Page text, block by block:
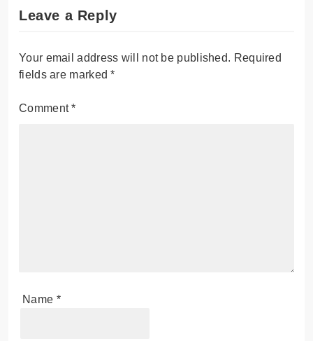
Leave a Reply
Your email address will not be published. Required
fields are marked*
Comment*
Name *